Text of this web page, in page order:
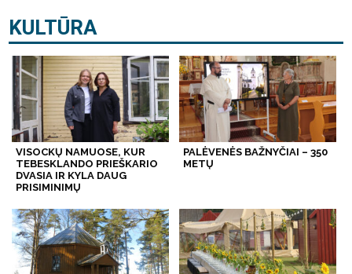
KULTŪRA
VISOCKŲ NAMUOSE, KUR
TEBESKLANDO PRIEŠKARIO
DVASIA IR KYLA DAUG
PRISIMINIMŲ
PALĖVENĖS BAŽNYČIAI – 350
METŲ